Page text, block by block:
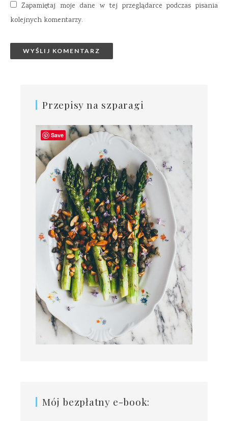
Zapamiętaj moje dane w tej przeglądarce podczas pisania
kolejnych komentarzy.
Przepisy na szparagi
Mój bezpłatny e-book:
Save